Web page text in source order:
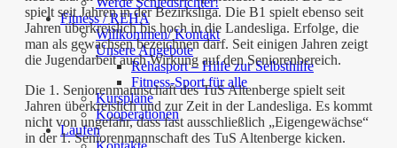
Fitness / REHA
Willkommen/ Kontakt
Unsere Angebote
Rehasport – Hilfe zur Selbsthilfe
Fitness-Sport für alle
Kurspläne
Kooperationen
Laufen
spielt seit Jahren in der Bezirksliga. Die B1 spielt ebenso seit
Jahren überkreislich bis hoch in die Landesliga. Erfolge, die
man als gewachsen bezeichnen darf. Seit einigen Jahren zeigt
die Jugendarbeit auch Wirkung auf den Seniorenbereich.
Die 1. Seniorenmannschaft des TuS Altenberge spielt seit
Jahren überkreislich und zur Zeit in der Landesliga. Es kommt
nicht von ungefähr, dass fast ausschließlich „Eigengewächse“
in der 1. Seniorenmannschaft des TuS Altenberge kicken.